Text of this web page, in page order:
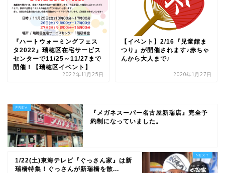
『ハートウォーミングフェス
タ2022』瑞穂区在宅サービス
センターで11/25～11/27まで
開催！【瑞穂区イベント】
2022年11月25日
【イベント】2/16『児童館ま
つり』が開催されます♪赤ちゃ
んから大人まで♪
2020年1月27日
『メガネスーパー名古屋新瑞店』完全予
約制になっていました。
1/22(土)東海テレビ『ぐっさん家』は新
瑞橋特集！ぐっさんが新瑞橋を散...